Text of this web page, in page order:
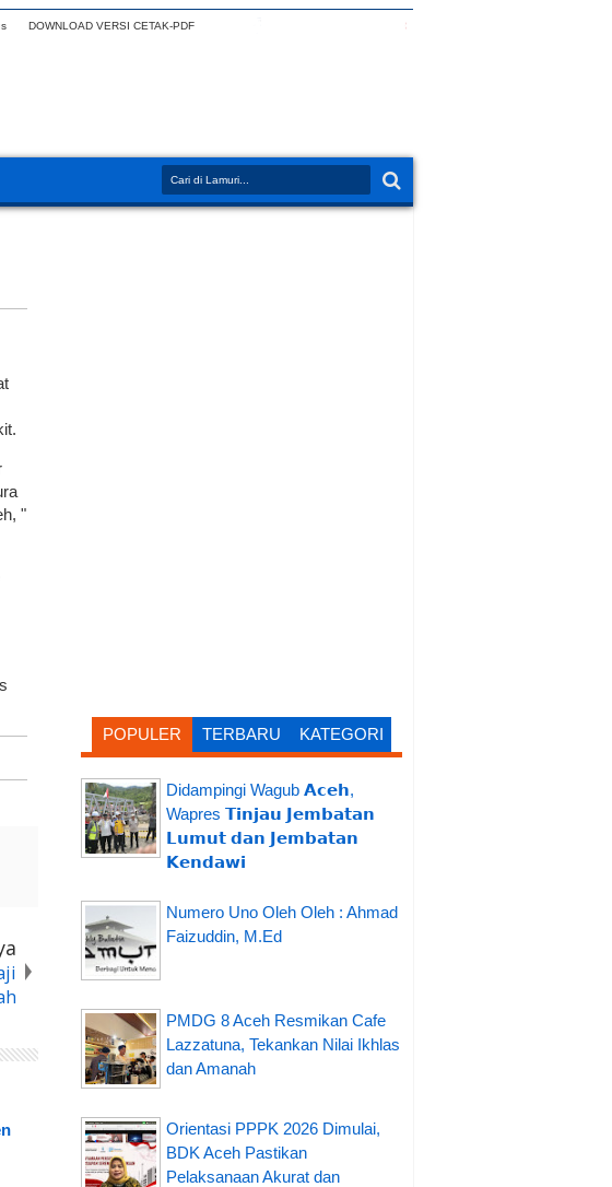
DOWNLOAD VERSI CETAK-PDF
"
POPULER TERBARU KATEGORI
Didampingi Wagub 𝗔𝗰𝗲𝗵,
Wapres 𝗧𝗶𝗻𝗷𝗮𝘂 𝗝𝗲𝗺𝗯𝗮𝘁𝗮𝗻
𝗟𝘂𝗺𝘂𝘁 𝗱𝗮𝗻 𝗝𝗲𝗺𝗯𝗮𝘁𝗮𝗻
𝗞𝗲𝗻𝗱𝗮𝘄𝗶
Numero Uno Oleh Oleh : Ahmad
Faizuddin, M.Ed
PMDG 8 Aceh Resmikan Cafe
Lazzatuna, Tekankan Nilai Ikhlas
dan Amanah
Orientasi PPPK 2026 Dimulai,
BDK Aceh Pastikan
Pelaksanaan Akurat dan